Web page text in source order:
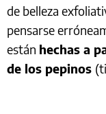
de belleza
pensarse
están hechas a
de los pepinos